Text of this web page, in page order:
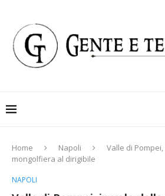
Home Napoli
Valle di
mongolfiera al dirigibile
NAPOLI